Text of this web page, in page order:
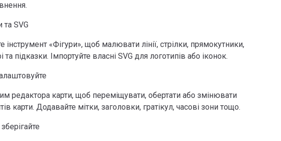
та SVG
інструмент «Фігури», щоб малювати лінії, стрілки, прямокутники,
та підказки. Імпортуйте власні SVG для логотипів або іконок.
редактора карти, щоб переміщувати, обертати або змінювати
карти. Додавайте мітки, заголовки, гратікул, часові зони тощо.